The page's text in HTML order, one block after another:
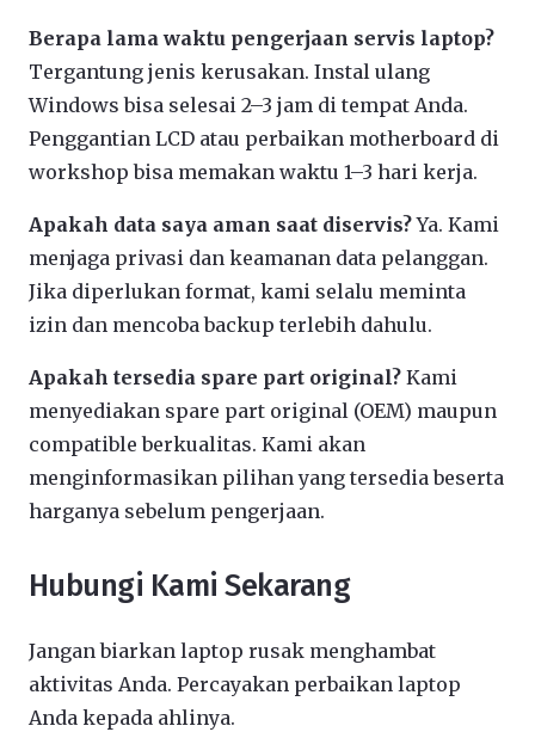
Berapa lama waktu pengerjaan servis laptop?
Tergantung jenis kerusakan. Instal ulang
Windows bisa selesai 2–3 jam di tempat Anda.
Penggantian LCD atau perbaikan motherboard di
workshop bisa memakan waktu 1–3 hari kerja.
Apakah data saya aman saat diservis?Ya. Kami
menjaga privasi dan keamanan data pelanggan.
Jika diperlukan format, kami selalu meminta
izin dan mencoba backup terlebih dahulu.
Apakah tersedia spare part original? Kami
menyediakan spare part original (OEM) maupun
compatible berkualitas. Kami akan
menginformasikan pilihan yang tersedia beserta
harganya sebelum pengerjaan.
Hubungi Kami Sekarang
Jangan biarkan laptop rusak menghambat
aktivitas Anda. Percayakan perbaikan laptop
Anda kepada ahlinya.